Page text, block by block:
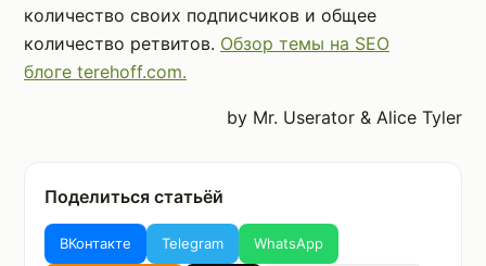
количество своих подписчиков и общее
количество ретвитов. Обзор темы на SEO
блоге terehoff.com.
by Mr. Userator & Alice Tyler
Поделиться статьёй
ВКонтакте Telegram WhatsApp